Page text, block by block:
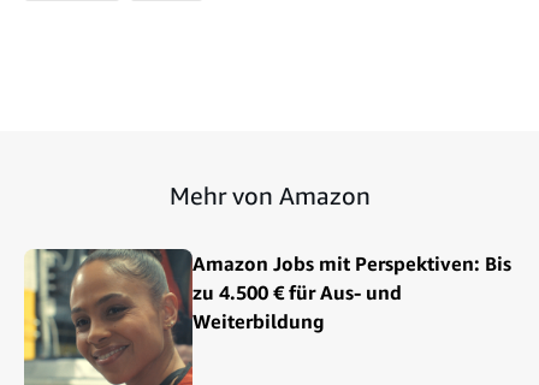
Mehr von Amazon
Amazon Jobs mit Perspektiven: Bis
zu 4.500 € für Aus- und
Weiterbildung